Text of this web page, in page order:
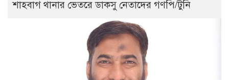
শাহবাগ থানার ভেতরে ডাকসু নেতাদের গণপি/টুনি